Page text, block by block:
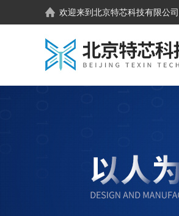
欢迎来到北京特芯科技有限公司